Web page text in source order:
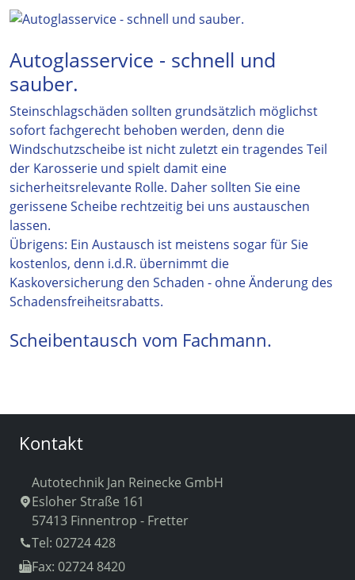
Autoglasservice - schnell und
sauber.
Steinschlagschäden sollten grundsätzlich möglichst
sofort fachgerecht behoben werden, denn die
Windschutzscheibe ist nicht zuletzt ein tragendes Teil
der Karosserie und spielt damit eine
sicherheitsrelevante Rolle. Daher sollten Sie eine
gerissene Scheibe rechtzeitig bei uns austauschen
lassen.
Übrigens: Ein Austausch ist meistens sogar für Sie
kostenlos, denn i.d.R. übernimmt die
Kaskoversicherung den Schaden - ohne Änderung des
Schadensfreiheitsrabatts.
Scheibentausch vom Fachmann.
Kontakt
Autotechnik Jan Reinecke GmbH
Esloher Straße 161
57413 Finnentrop - Fretter
Tel: 02724 428
Fax: 02724 8420